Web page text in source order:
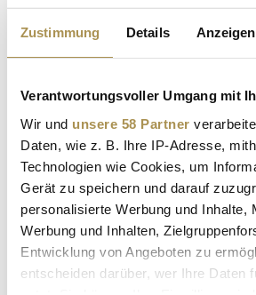
Zustimmung Details
Verantwortungsvoller Umgang mit
Wir und unsere 58 Partner
Daten, wie z. B. Ihre IP-Adresse,
Technologien wie Cookies, um
Gerät zu speichern und darauf
personalisierte Werbung und Inhalte,
Werbung und Inhalten,
Entwicklung von Angeboten zu
entscheiden darüber, wer Ihre Daten